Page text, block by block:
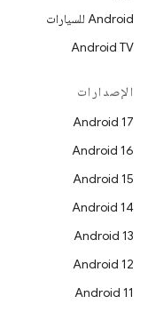
Android للسيارات
Android TV
الإصدارات
Android 17
Android 16
Android 15
Android 14
Android 13
Android 12
Android 11